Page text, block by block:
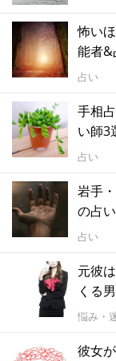
怖い
能者&
占い
手相
い師3
占い
岩手
の占
占い
元彼
くる
悩み・
彼女